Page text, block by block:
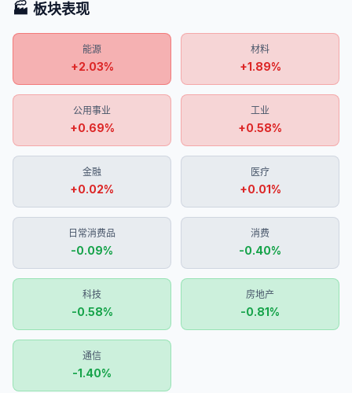
🏭 板块表现
能源
+2.03%
材料
+1.89%
公用事业
+0.69%
工业
+0.58%
金融
+0.02%
医疗
+0.01%
日常消费品
-0.09%
消费
-0.40%
科技
-0.58%
房地产
-0.81%
通信
-1.40%